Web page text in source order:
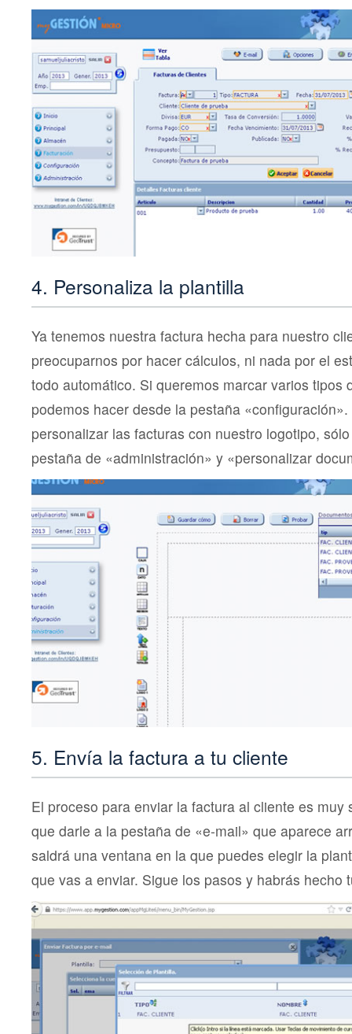
4. Personaliza la plantilla
Ya tenemos nuestra factura hecha para nuestro
preocuparnos por hacer cálculos, ni nada por el
todo automático. Si queremos marcar varios tipos
podemos hacer desde la pestaña
personalizar las facturas con nuestro logotipo,
pestaña de «administración» y «personalizar
5. Envía la factura a tu cliente
El proceso para enviar la factura al cliente es muy
que darle a la pestaña de «e-mail» que aparece
saldrá una ventana en la que puedes elegir la
que vas a enviar. Sigue los pasos y habrás hecho